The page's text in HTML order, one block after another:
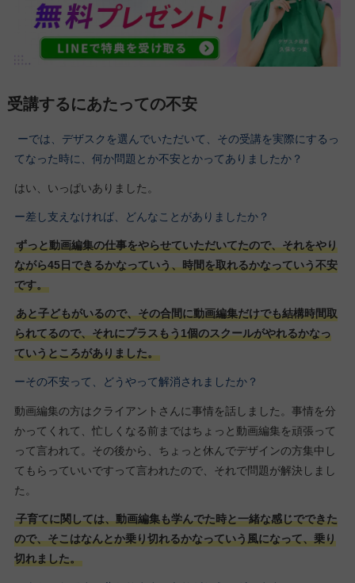
受講するにあたっての不安
ーでは、デザスクを選んでいただいて、その受講を実際にするっ
てなった時に、何か問題とか不安とかってありましたか？
はい、いっぱいありました。
ー差し支えなければ、どんなことがありましたか？
ずっと動画編集の仕事をやらせていただいてたので、それをやり
ながら45日できるかなっていう、時間を取れるかなっていう不安
です。
あと子どもがいるので、その合間に動画編集だけでも結構時間取
られてるので、それにプラスもう1個のスクールがやれるかなっ
ていうところがありました。
ーその不安って、どうやって解消されましたか？
動画編集の方はクライアントさんに事情を話しました。事情を分
かってくれて、忙しくなる前まではちょっと動画編集を頑張って
って言われて。その後から、ちょっと休んでデザインの方集中し
てもらっていいですって言われたので、それで問題が解決しまし
た。
子育てに関しては、動画編集も学んでた時と一緒な感じでできた
ので、そこはなんとか乗り切れるかなっていう風になって、乗り
切れました。